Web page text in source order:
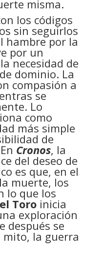
misma.
los códigos
sin seguirlos
hambre por la
por un
necesidad de
dominio. La
compasión a
se
Lo
como
más simple
de
Cronos, la
del deseo de
es que, en el
muerte, los
lo que los
Toroinicia
exploración
después se
mito, la guerra